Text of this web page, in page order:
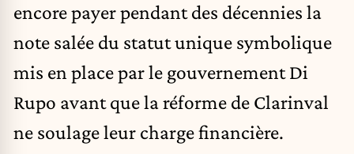
encore payer pendant des décennies la
note salée du statut unique symbolique
mis en place par le gouvernement Di
Rupo avant que la réforme de Clarinval
ne soulage leur charge financière.